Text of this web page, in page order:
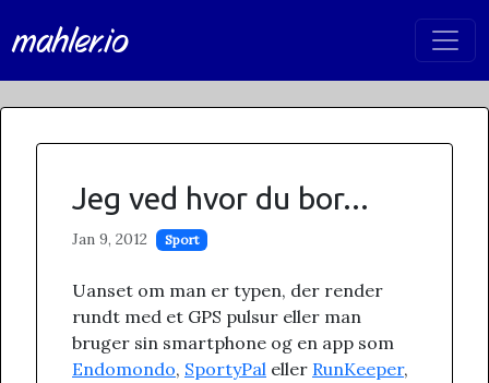
mahler.io
Jeg ved hvor du bor...
Jan 9, 2012 Sport
Uanset om man er typen, der render
rundt med et GPS pulsur eller man
bruger sin smartphone og en app som
Endomondo, SportyPal eller RunKeeper,